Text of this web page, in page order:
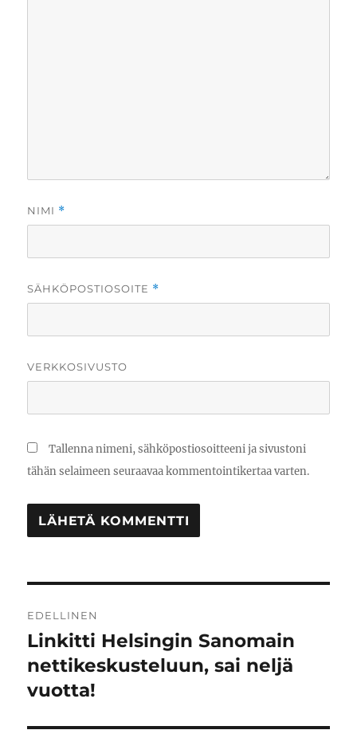
NIMI *
SÄHKÖPOSTIOSOITE *
VERKKOSIVUSTO
Tallenna nimeni, sähköpostiosoitteeni ja sivustoni
tähän selaimeen seuraavaa kommentointikertaa varten.
selaus
EDELLINEN
Edellinen
artikkeli:
Linkitti Helsingin Sanomain
nettikeskusteluun, sai neljä
vuotta!